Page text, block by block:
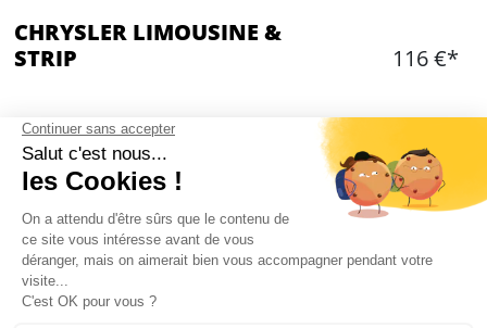
CHRYSLER LIMOUSINE &
STRIP
116 €*
CONTENU
Chrysler restylé en Bentley